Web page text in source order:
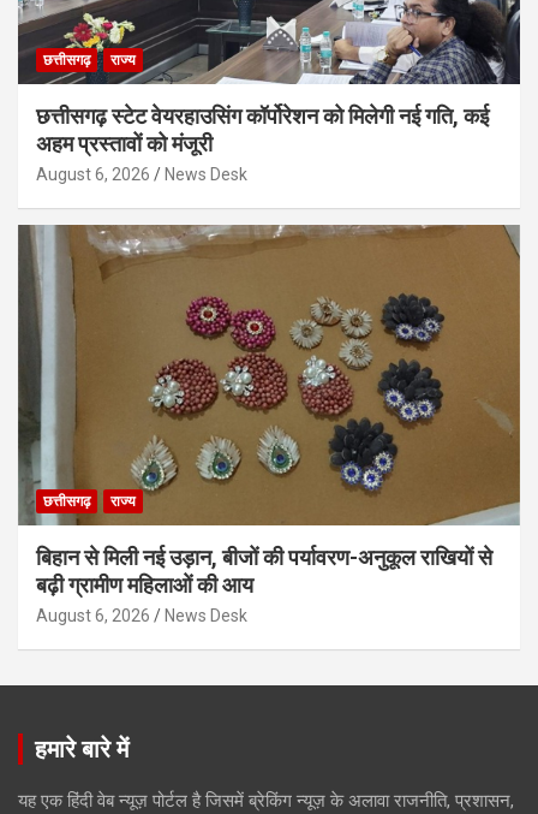
छत्तीसगढ़ राज्य
छत्तीसगढ़ स्टेट वेयरहाउसिंग कॉर्पोरेशन को मिलेगी नई गति, कई
अहम प्रस्तावों को मंजूरी
August 6, 2026 News Desk
छत्तीसगढ़ राज्य
बिहान से मिली नई उड़ान, बीजों की पर्यावरण-अनुकूल राखियों से
बढ़ी ग्रामीण महिलाओं की आय
August 6, 2026 News Desk
हमारे बारे में
यह एक हिंदी वेब न्यूज़ पोर्टल है जिसमें ब्रेकिंग न्यूज़ के अलावा राजनीति, प्रशासन,